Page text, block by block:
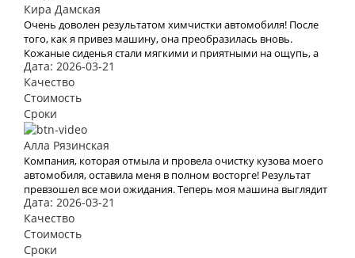
Кира Дамская
Очень доволен результатом химчистки автомобиля! После
того, как я привез машину, она преобразилась вновь.
Кожаные сиденья стали мягкими и приятными на ощупь, а
салон наполнился приятным запахом. Теперь моя машина
выглядит и чувствует себя как новая! Большое спасибо за
профессиональную работу!
Дата: 2026-03-21
Качество
Стоимость
Сроки
Алла Рязинская
Компания, которая отмыла и провела очистку кузова моего
автомобиля, оставила меня в полном восторге! Результат
превзошел все мои ожидания. Теперь моя машина выглядит
так, словно только что сошла с конвейера.
Дата: 2026-03-21
Качество
Стоимость
Сроки